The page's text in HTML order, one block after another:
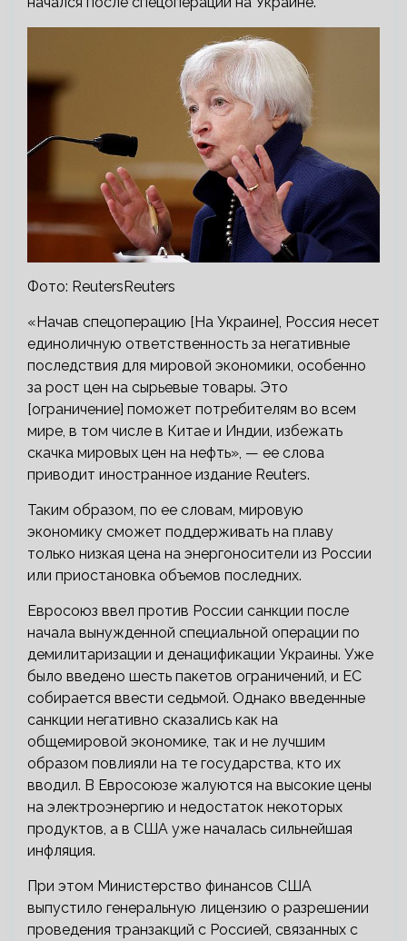
Фото: ReutersReuters
«Начав спецоперацию [На Украине], Россия несет
единоличную ответственность за негативные
последствия для мировой экономики, особенно
за рост цен на сырьевые товары. Это
[ограничение] поможет потребителям во всем
мире, в том числе в Китае и Индии, избежать
скачка мировых цен на нефть», — ее слова
приводит иностранное издание Reuters.
Таким образом, по ее словам, мировую
экономику сможет поддерживать на плаву
только низкая цена на энергоносители из России
или приостановка объемов последних.
Евросоюз ввел против России санкции после
начала вынужденной специальной операции по
демилитаризации и денацификации Украины. Уже
было введено шесть пакетов ограничений, и ЕС
собирается ввести седьмой. Однако введенные
санкции негативно сказались как на
общемировой экономике, так и не лучшим
образом повлияли на те государства, кто их
вводил. В Евросоюзе жалуются на высокие цены
на электроэнергию и недостаток некоторых
продуктов, а в США уже началась сильнейшая
инфляция.
При этом Министерство финансов США
выпустило генеральную лицензию о разрешении
проведения транзакций с Россией, связанных с